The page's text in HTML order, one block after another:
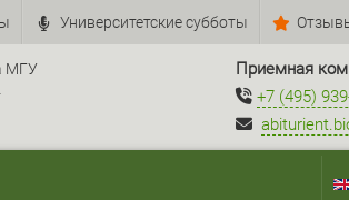
Университетские субботы
МГУ
Приемная
+7 (495)